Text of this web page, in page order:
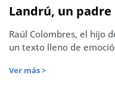
Landrú, un padre
Raúl Colombres, el hijo
un texto lleno de
Ver más >